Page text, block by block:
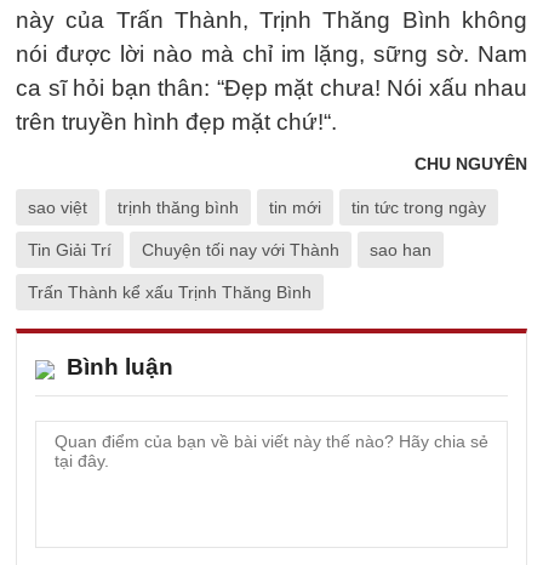
này của Trấn Thành, Trịnh Thăng Bình không
nói được lời nào mà chỉ im lặng, sững sờ. Nam
ca sĩ hỏi bạn thân: “Đẹp mặt chưa! Nói xấu nhau
trên truyền hình đẹp mặt chứ!“.
CHU NGUYÊN
sao việt trịnh thăng bình tin mới tin tức trong ngày
Tin Giải Trí Chuyện tối nay với Thành sao han
Trấn Thành kể xấu Trịnh Thăng Bình
Bình luận